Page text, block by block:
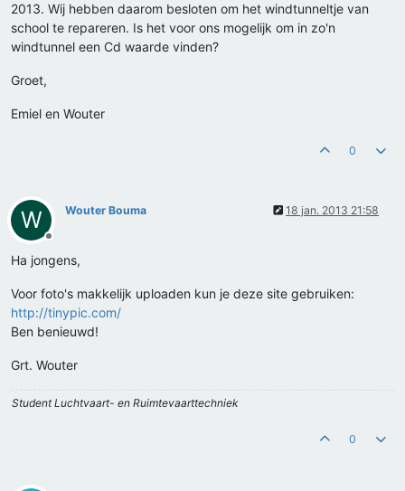
2013. Wij hebben daarom besloten om het windtunneltje van
school te repareren. Is het voor ons mogelijk om in zo'n
windtunnel een Cd waarde vinden?
Groet,
Emiel en Wouter
0
W
Offline
Wouter Bouma 18 jan. 2013 21:58
Ha jongens,
Voor foto's makkelijk uploaden kun je deze site gebruiken:
http://tinypic.com/
Ben benieuwd!
Grt. Wouter
Student Luchtvaart- en Ruimtevaarttechniek
0